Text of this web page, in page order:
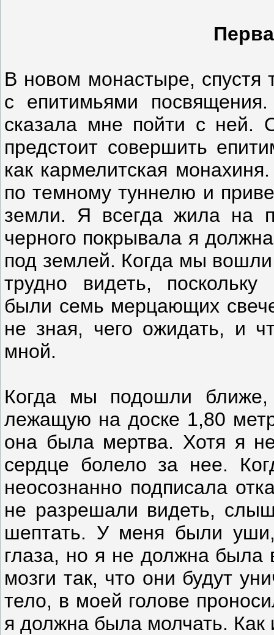
В новом монастыре, спустя
с епитимьями
сказала мне пойти с ней.
предстоит совершить
как кармелитская
по темному туннелю и
земли. Я всегда жила на
черного покрывала я
под землей. Когда мы
трудно видеть,
были семь мерцающих
не зная, чего ожидать, и
мной.
Когда мы подошли ближе,
лежащую на доске 1,80
она была мертва. Хотя я
сердце болело за нее.
неосознанно подписала
не разрешали видеть,
шептать. У меня были
глаза, но я не должна была
мозги так, что они будут
тело, в моей голове
я должна была молчать. Как